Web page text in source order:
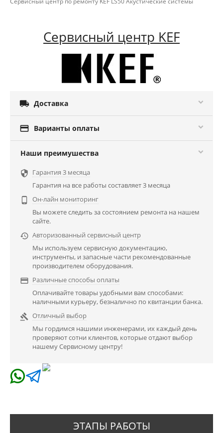
Сервисный центр KEF
 Доставка
 Варианты оплаты
Наши преимушества
 Гарантия 3 месяца
Гарантия на все работы составляет 3 месяца

Он-лайн мониторинг
Вы можете следить за состоянием ремонта на нашем
сайте.
 Авторизованный сервисный центр
Мы используем сервисную документацию,
инструменты, и запасные части рекомендованные
производителем оборудования.
 Различные способы оплаты
Оплачивайте товары удобными вам способами:
наличными курьеру, безналично по квитанции банка.
 Отличный выбор
Мы гордимся нашими инженерами, их каждый день
проверяют сотни клиентов, которые отдают выбор
нашему Сервисному центру!
ЭТАПЫ РАБОТЫ